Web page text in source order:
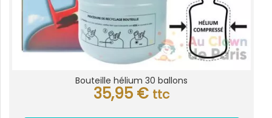
Bouteille hélium 30 ballons
35,95 € ttc